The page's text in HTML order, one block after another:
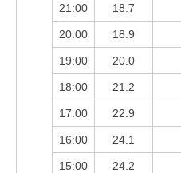
21:00 18.7
20:00 18.9
19:00 20.0
18:00 21.2
17:00 22.9
16:00 24.1
15:00 24.2